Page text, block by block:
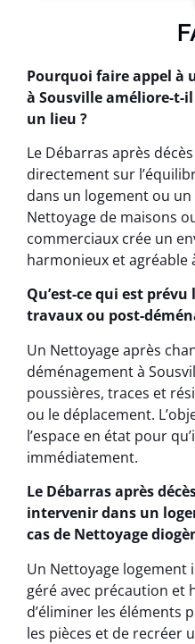
Pourquoi faire appel à
à Sousville améliore-t-
un lieu ?
Le Débarras après
directement sur
dans un logement ou
Nettoyage de maisons
commerciaux crée un
harmonieux et agréable
Qu’est-ce qui est
travaux ou post-
Un Nettoyage après
déménagement à
poussières, traces et
ou le déplacement.
l’espace en état pour
immédiatement.
Le Débarras après
intervenir dans un
cas de Nettoyage
Un Nettoyage logement
géré avec précaution et
d’éliminer les éléments
les pièces et de recréer